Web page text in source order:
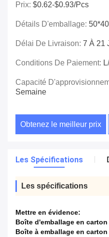
Prix: $0.62-$0.93/pcs
Détails D'emballage:
Délai De Livraison: 7 À 21
Conditions De Paiement:
Capacité
Semaine
Obtenez le meilleur prix
Les Spécifications
Les spécifications
Mettre en évidence:
Boîte d'emballage en
Boîte à emballage en